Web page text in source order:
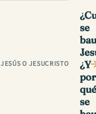
JESÚS O JESUCRISTO
se
¿Y
por
qué
se